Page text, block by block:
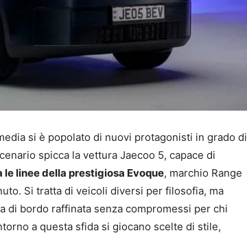
si è popolato di nuovi protagonisti in grado di
spicca la vettura Jaecoo 5, capace di
linee della prestigiosa Evoque, marchio Range
Si tratta di veicoli diversi per filosofia, ma
di bordo raffinata senza compromessi per chi
a questa sfida si giocano scelte di stile,